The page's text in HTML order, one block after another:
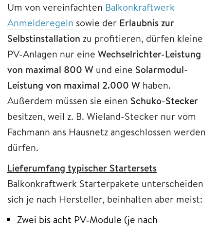
Um von vereinfachten Balkonkraftwerk
Anmelderegeln sowie der Erlaubnis zur
Selbstinstallation zu profitieren, dürfen kleine
PV-Anlagen nur eine Wechselrichter-Leistung
von maximal 800 W und eine Solarmodul-
Leistung von maximal 2.000 W haben.
Außerdem müssen sie einen Schuko-Stecker
besitzen, weil z. B. Wieland-Stecker nur vom
Fachmann ans Hausnetz angeschlossen werden
dürfen.
Lieferumfang typischer Startersets
Balkonkraftwerk Starterpakete unterscheiden
sich je nach Hersteller, beinhalten aber meist:
Zwei bis acht PV‑Module (je nach